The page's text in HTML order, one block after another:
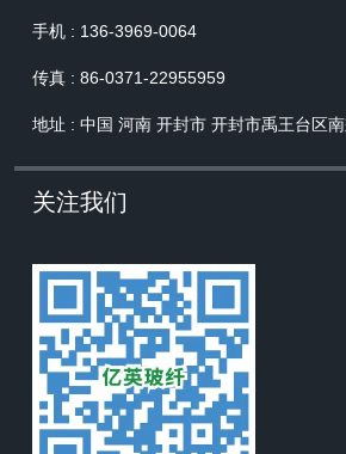
手机 : 136-3969-0064
传真 : 86-0371-22955959
地址 : 中国 河南 开封市 开封市禹王台区
关注我们